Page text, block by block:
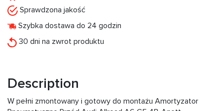
Sprawdzona jakość
Szybka dostawa do 24 godzin
30 dni na zwrot produktu
Description
W pełni zmontowany i gotowy do montażu Amortyzator